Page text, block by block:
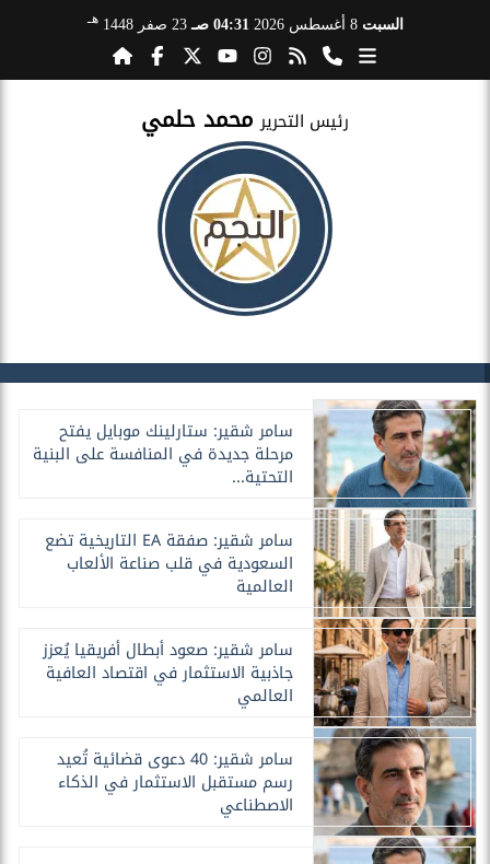
السبت 8 أغسطس 2026 04:31 صـ 23 صفر 1448 هـ
رئيس التحرير محمد حلمي
سامر شقير: ستارلينك موبايل يفتح
مرحلة جديدة في المنافسة على البنية
التحتية...
سامر شقير: صفقة EA التاريخية تضع
السعودية في قلب صناعة الألعاب
العالمية
سامر شقير: صعود أبطال أفريقيا يُعزز
جاذبية الاستثمار في اقتصاد العافية
العالمي
سامر شقير: 40 دعوى قضائية تُعيد
رسم مستقبل الاستثمار في الذكاء
الاصطناعي